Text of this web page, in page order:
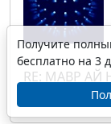
RE: МАВР АЙ
, Мавр в
Получите
бесплатно на 3